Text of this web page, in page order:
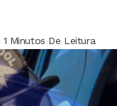
1 Minutos De Leitura